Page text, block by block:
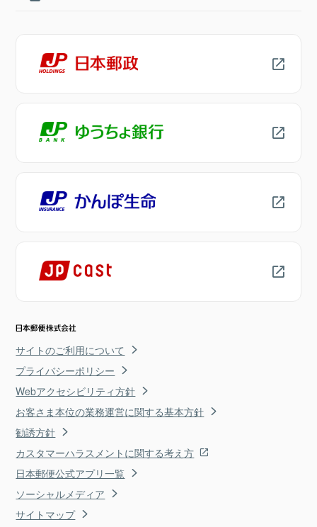
サイトのご利用について
プライバシーポリシー
Webアクセシビリティ方針
お客さま本位の業務運営に関する基本方針
勧誘方針
カスタマーハラスメントに関する考え方
日本郵便公式アプリ一覧
ソーシャルメディア
サイトマップ